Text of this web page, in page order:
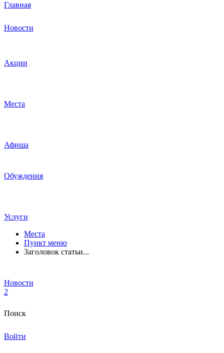
Главная
Новости
Акции
Места
Афиша
Обуждения
Услуги
Места
Пункт меню
Заголовок статьи...
Новости
2
Поиск
Войти